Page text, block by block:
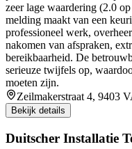
zeer lage waardering (2.0
melding maakt van een
professioneel werk,
nakomen van afspraken,
bereikbaarheid. De
serieuze twijfels op,
moeten zijn.
Zeilmakerstraat 4, 9403
Bekijk details
Duitscher Installatie